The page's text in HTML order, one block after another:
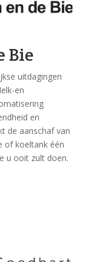
Bie
uitdagingen
en
en
de aanschaf van
of koeltank één
u ooit zult doen.